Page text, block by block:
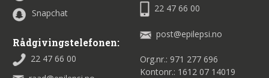
Snapchat
Rådgivingstelefonen:
22 47 66 00
22 47 66 00
post@epilepsi.no
Org.nr.: 971 277 696
Kontonr.: 1612 07 14019